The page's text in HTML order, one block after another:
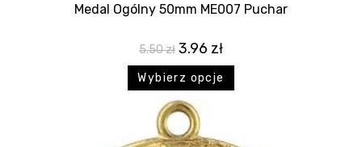
Medal Ogólny 50mm ME007 Puchar
5.50zł 3.96 zł
Wybierz opcje